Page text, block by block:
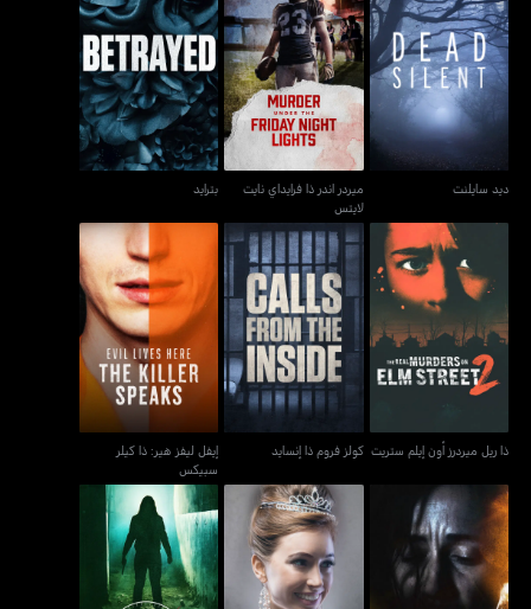
ديد سايلنت
ديد سايلنت
ميردر اندر ذا فرايداي نايت
لايتس
ميردر اندر ذا فرايداي نايت
لايتس
بترايد
بترايد
ذا ريل ميردرز أون إيلم
ستريت
ذا ريل ميردرز أون إيلم ستريت
كولز فروم ذا إنسايد
كولز فروم ذا إنسايد
إيفل ليفز هير: ذا كيلر
سبيكس
إيفل ليفز هير: ذا كيلر
سبيكس
ايفل ليفز هير: شادوز أوف
ديث
بيوتي كوين ميردرز أن آور تو كيل